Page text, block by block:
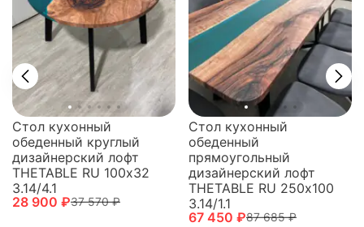
Стол кухонный
обеденный круглый
дизайнерский лофт
THETABLE RU 100х32
3.14/4.1
28 900 ₽37 570 ₽
Стол кухонный
обеденный
прямоугольный
дизайнерский лофт
THETABLE RU 250х100
3.14/1.1
67 450 ₽87 685 ₽